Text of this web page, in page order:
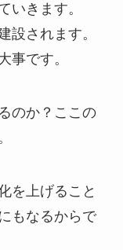
いきます。
設されます。
事です。
のか？ここの
を上げること
もなるからで